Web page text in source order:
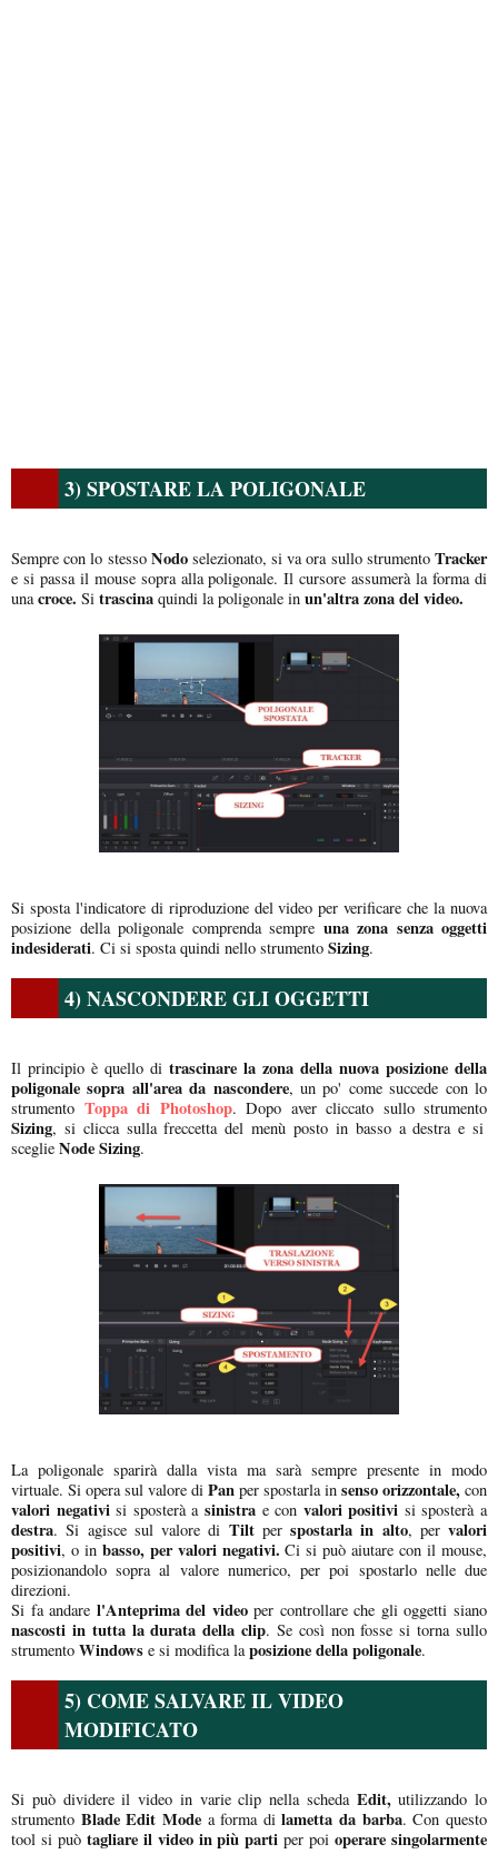
3) SPOSTARE LA POLIGONALE
Sempre con lo stessoNodoselezionato, si va ora sullo strumentoTracker
e si passa il mouse sopra alla poligonale. Il cursore assumerà la forma di
unacroce. Si trascina quindi la poligonale in un'altra zona del video.
Si sposta l'indicatore di riproduzione del video per verificare che la nuova
posizione della poligonale comprenda sempre una zona senza oggetti
indesiderati. Ci si sposta quindi nello strumento Sizing.
4) NASCONDERE GLI OGGETTI
Il principio è quello di trascinare la zona della nuova posizione della
poligonale sopra all'area da nascondere, un po' come succede con lo
strumento Toppa di Photoshop. Dopo aver cliccato sullo strumento
Sizing, si clicca sulla freccetta del menù posto in basso a destra e si
sceglie Node Sizing.
La poligonale sparirà dalla vista ma sarà sempre presente in modo
virtuale. Si opera sul valore di Pan per spostarla in senso orizzontale, con
valori negativi si sposterà a sinistrae con valori positivi si sposterà a
destra. Si agisce sul valore di Tiltper spostarla in alto, per valori
positivi, o in basso, per valori negativi. Ci si può aiutare con il mouse,
posizionandolo sopra al valore numerico, per poi spostarlo nelle due
direzioni.
Si fa andare l'Anteprima del videoper controllare che gli oggetti siano
nascosti in tutta la durata della clip. Se così non fosse si torna sullo
strumento Windows e si modifica laposizione della poligonale.
5) COME SALVARE IL VIDEO
MODIFICATO
Si può dividere il video in varie clip nella schedaEdit, utilizzando lo
strumento Blade Edit Modea forma dilametta da barba. Con questo
tool si puòtagliare il video in più parti per poioperare singolarmente